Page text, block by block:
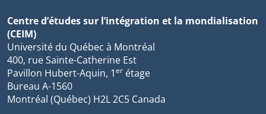
Centre d’études sur l’intégration et la mondialisation
(CEIM)
Université du Québec à Montréal
400, rue Sainte-Catherine Est
Pavillon Hubert-Aquin, 1er étage
Bureau A-1560
Montréal (Québec) H2L 2C5 Canada